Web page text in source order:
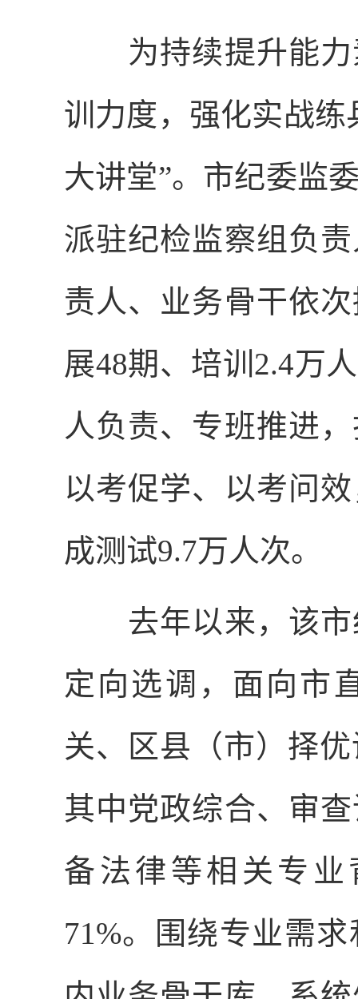
为持续提升能力
训力度，强化实战
大讲堂”。市纪委监
派驻纪检监察组负
责人、业务骨干依
展48期、培训 2.4万
人负责、专班推进
以考促学、以考问
成测试9.7万人次。
去年以来，该市
定向选调，面向市
关、区县（市）择
其中党政综合、审
备法律等相关专
71%。围绕专业需